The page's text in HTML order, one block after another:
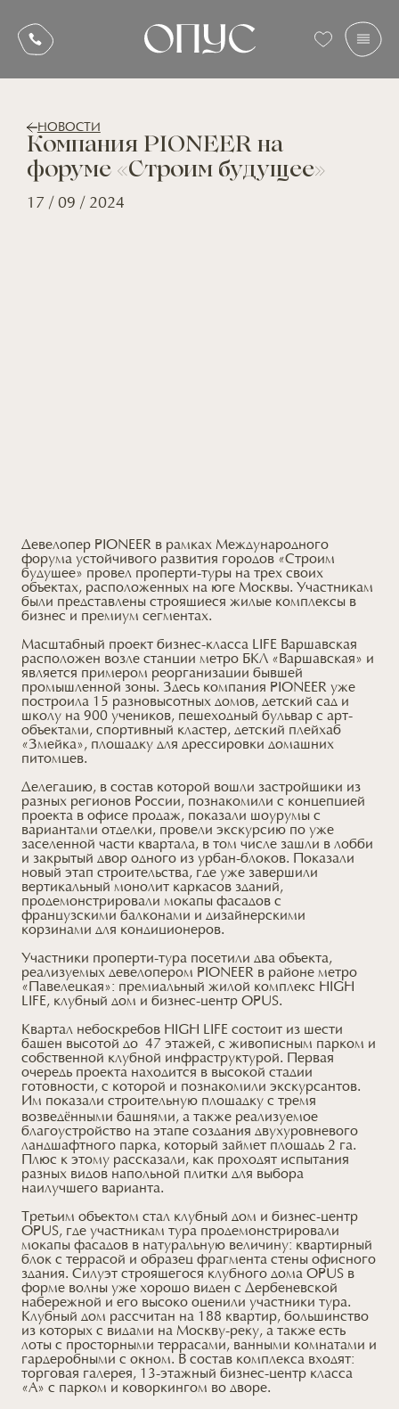
НОВОСТИ
Компания PIONEER на
форуме «Строим будущее»
17 / 09 / 2024
Девелопер PIONEER в рамках Международного
форума устойчивого развития городов «Строим
будущее» провел проперти-туры на трех своих
объектах, расположенных на юге Москвы. Участникам
были представлены строящиеся жилые комплексы в
бизнес и премиум сегментах.
Масштабный проект бизнес-класса LIFE Варшавская
расположен возле станции метро БКЛ «Варшавская» и
является примером реорганизации бывшей
промышленной зоны. Здесь компания PIONEER уже
построила 15 разновысотных домов, детский сад и
школу на 900 учеников, пешеходный бульвар с арт-
объектами, спортивный кластер, детский плейхаб
«Змейка», площадку для дрессировки домашних
питомцев.
Делегацию, в состав которой вошли застройщики из
разных регионов России, познакомили с концепцией
проекта в офисе продаж, показали шоурумы с
вариантами отделки, провели экскурсию по уже
заселенной части квартала, в том числе зашли в лобби
и закрытый двор одного из урбан-блоков. Показали
новый этап строительства, где уже завершили
вертикальный монолит каркасов зданий,
продемонстрировали мокапы фасадов с
французскими балконами и дизайнерскими
корзинами для кондиционеров.
Участники проперти-тура посетили два объекта,
реализуемых девелопером PIONEER в районе метро
«Павелецкая»: премиальный жилой комплекс HIGH
LIFE, клубный дом и бизнес-центр OPUS.
Квартал небоскребов HIGH LIFE состоит из шести
башен высотой до 47 этажей, с живописным парком и
собственной клубной инфраструктурой. Первая
очередь проекта находится в высокой стадии
готовности, с которой и познакомили экскурсантов.
Им показали строительную площадку с тремя
возведёнными башнями, а также реализуемое
благоустройство на этапе создания двухуровневого
ландшафтного парка, который займет площадь 2 га.
Плюс к этому рассказали, как проходят испытания
разных видов напольной плитки для выбора
наилучшего варианта.
Третьим объектом стал клубный дом и бизнес-центр
OPUS, где участникам тура продемонстрировали
мокапы фасадов в натуральную величину: квартирный
блок с террасой и образец фрагмента стены офисного
здания. Силуэт строящегося клубного дома OPUS в
форме волны уже хорошо виден с Дербеневской
набережной и его высоко оценили участники тура.
Клубный дом рассчитан на 188 квартир, большинство
из которых с видами на Москву-реку, а также есть
лоты с просторными террасами, ванными комнатами и
гардеробными с окном. В состав комплекса входят:
торговая галерея, 13-этажный бизнес-центр класса
«А» с парком и коворкингом во дворе.